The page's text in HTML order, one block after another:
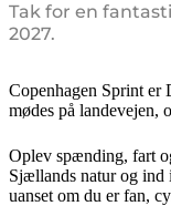
Tak for en
2027.
Copenhagen Sprint er
mødes på landevejen,
Oplev spænding, fart
Sjællands natur og
uanset om du er fan,